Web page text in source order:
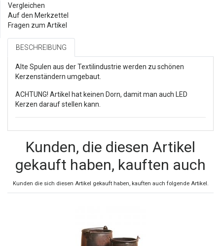
Vergleichen
Auf den Merkzettel
Fragen zum Artikel
BESCHREIBUNG
Alte Spulen aus der Textilindustrie werden zu schönen
Kerzenständern umgebaut.
ACHTUNG! Artikel hat keinen Dorn, damit man auch LED
Kerzen darauf stellen kann.
Kunden, die diesen Artikel
gekauft haben, kauften auch
Kunden die sich diesen Artikel gekauft haben, kauften auch folgende Artikel.